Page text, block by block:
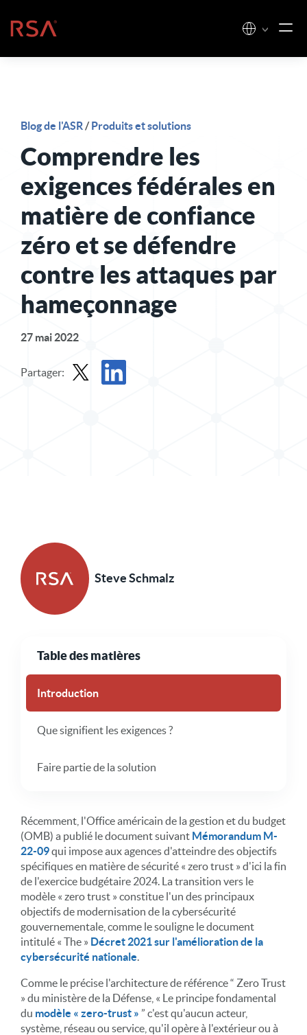
Accueil
Blog de l'ASR/Produits et solutions
Comprendre les
exigences fédérales en
matière de confiance
zéro et se défendre
contre les attaques par
hameçonnage
27 mai 2022
Partager:
Steve Schmalz
Table des matières
Introduction
Que signifient les exigences ?
Faire partie de la solution
Récemment, l'Office américain de la gestion et du budget
(OMB) a publié le document suivant Mémorandum M-
22-09qui impose aux agences d'atteindre des objectifs
spécifiques en matière de sécurité « zero trust » d'ici la fin
de l'exercice budgétaire 2024. La transition vers le
modèle « zero trust » constitue l'un des principaux
objectifs de modernisation de la cybersécurité
gouvernementale, comme le souligne le document
intitulé « The » Décret 2021 sur l'amélioration de la
cybersécurité nationale
Comme le précise l'architecture de référence “ Zero Trust
» du ministère de la Défense, « Le principe fondamental
du modèle « zero-trust » ” c'est qu'aucun acteur,
système, réseau ou service, qu'il opère à l'extérieur ou à